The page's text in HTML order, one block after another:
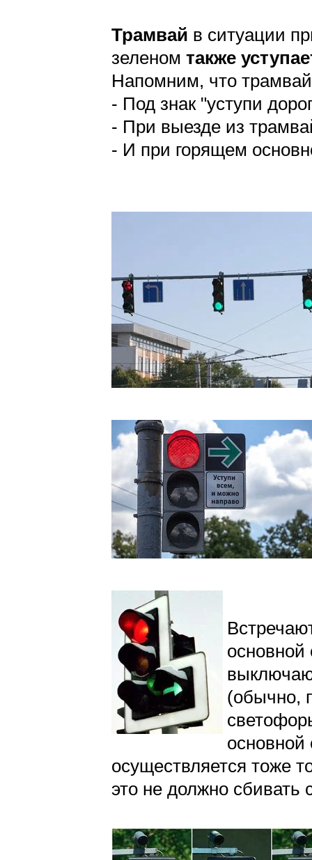
Трамвай в ситуации
зеленом также
Напомним, что трамвай
- Под знак "уступи
- При выезде из
- И при горящем
(обычно,
основной
осуществляется тоже
это не должно сбивать